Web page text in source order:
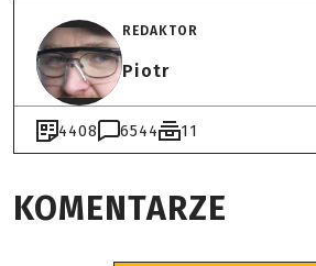
REDAKTOR
Piotr
4408 6544 11
KOMENTARZE